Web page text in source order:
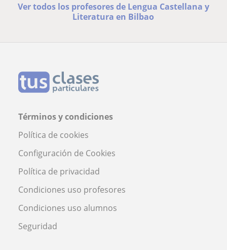
Ver todos los profesores de Lengua Castellana y
Literatura en Bilbao
Términos y condiciones
Política de cookies
Configuración de Cookies
Política de privacidad
Condiciones uso profesores
Condiciones uso alumnos
Seguridad